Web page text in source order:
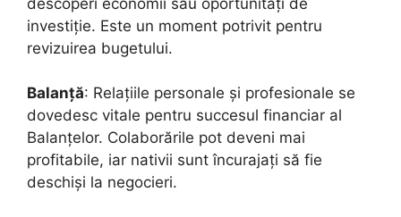
investiție. Este un moment potrivit pentru
revizuirea bugetului.
Balanță: Relațiile personale și profesionale se
dovedesc vitale pentru succesul financiar al
Balanțelor. Colaborările pot deveni mai
profitabile, iar nativii sunt încurajați să fie
deschiși la negocieri.